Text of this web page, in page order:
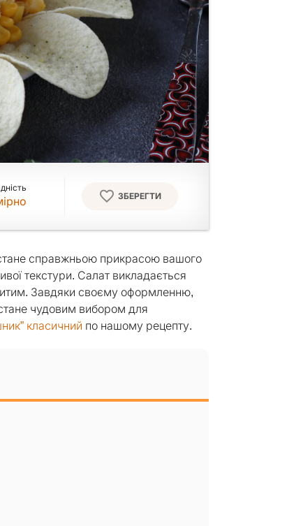
ЗБЕРЕГТИ
справжньою прикрасою вашого
текстури. Салат викладається
Завдяки своєму оформленню,
чудовим вибором для
класичний по нашому рецепту.